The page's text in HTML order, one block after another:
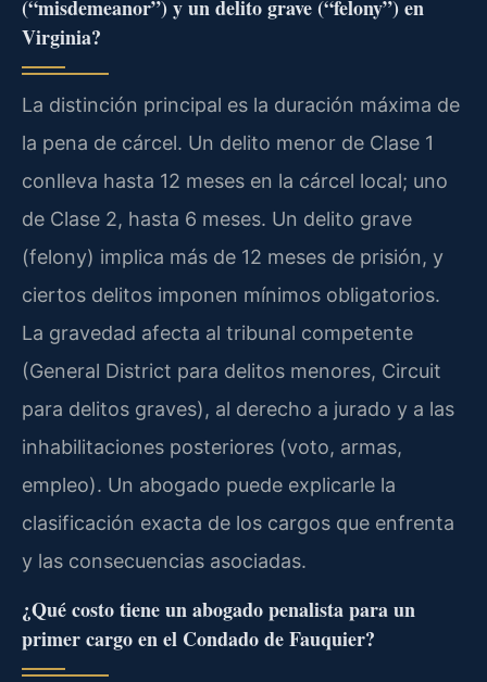
(“misdemeanor”) y un delito grave (“felony”) en
Virginia?
La distinción principal es la duración máxima de
la pena de cárcel. Un delito menor de Clase 1
conlleva hasta 12 meses en la cárcel local; uno
de Clase 2, hasta 6 meses. Un delito grave
(felony) implica más de 12 meses de prisión, y
ciertos delitos imponen mínimos obligatorios.
La gravedad afecta al tribunal competente
(General District para delitos menores, Circuit
para delitos graves), al derecho a jurado y a las
inhabilitaciones posteriores (voto, armas,
empleo). Un abogado puede explicarle la
clasificación exacta de los cargos que enfrenta
y las consecuencias asociadas.
¿Qué costo tiene un abogado penalista para un
primer cargo en el Condado de Fauquier?